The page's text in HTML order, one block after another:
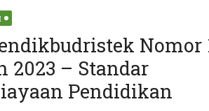
Nomor
2023 – Standar
Pendidikan